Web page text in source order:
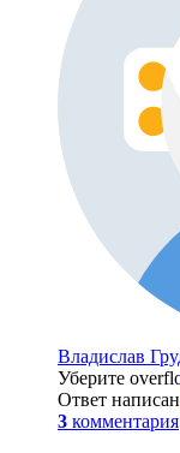
Владислав
Уберите
Ответ написан
3 комментария